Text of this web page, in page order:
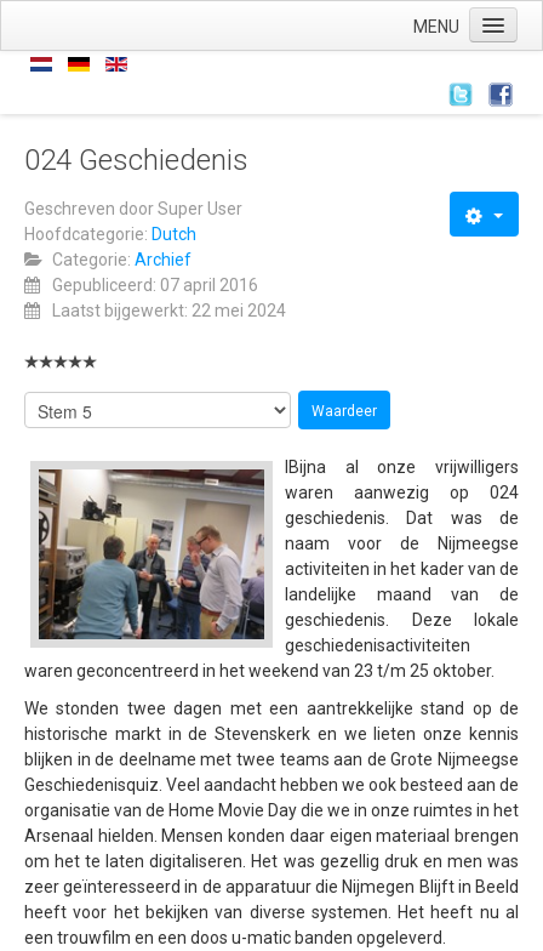
MENU
Home
Nieuws
Links
Wie zijn we
De stichting
ANBI
AVG
Wat doen we
Voorstellingen
Samenwerking
Beeldschriften
Donateurs
Vrijwilligers
Beeldmateriaal
Contact
Contactinformatie
Inschrijfformulier
024 Geschiedenis
Geschreven doorSuper User
Hoofdcategorie: Dutch
Categorie: Archief
Gepubliceerd: 07 april 2016
Laatst bijgewerkt: 22 mei 2024
lBijna al onze vrijwilligers
waren aanwezig op 024
geschiedenis. Dat was de
naam voor de Nijmeegse
activiteiten in het kader van de
landelijke maand van de
geschiedenis. Deze lokale
geschiedenisactiviteiten
waren geconcentreerd in het weekend van 23 t/m 25 oktober.
We stonden twee dagen met een aantrekkelijke stand op de
historische markt in de Stevenskerk en we lieten onze kennis
blijken in de deelname met twee teams aan de Grote Nijmeegse
Geschiedenisquiz. Veel aandacht hebben we ook besteed aan de
organisatie van de Home Movie Day die we in onze ruimtes in het
Arsenaal hielden. Mensen konden daar eigen materiaal brengen
om het te laten digitaliseren. Het was gezellig druk en men was
zeer geïnteresseerd in de apparatuur die Nijmegen Blijft in Beeld
heeft voor het bekijken van diverse systemen. Het heeft nu al
een trouwfilm en een doos u-matic banden opgeleverd.